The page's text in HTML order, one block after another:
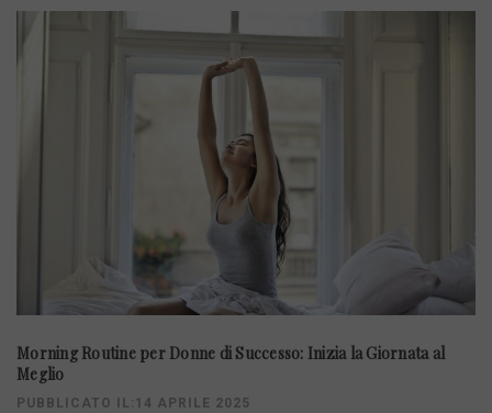
Morning Routine per Donne di Successo: Inizia la Giornata al
Meglio
PUBBLICATO IL:14 APRILE 2025